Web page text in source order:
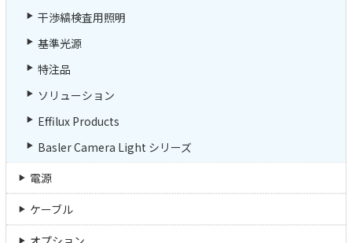
干渉縞検査用照明
基準光源
特注品
ソリューション
Effilux Products
Basler Camera Light シリーズ
電源
ケーブル